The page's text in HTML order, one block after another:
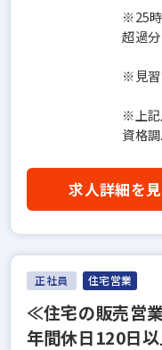
※25時
超過分
※見習
※上記
資格調
求人詳細を
正社員 住宅営業
≪住宅の販売営
年間休日120日